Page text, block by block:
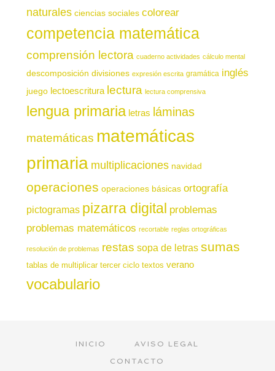
naturales ciencias sociales colorear
competencia matemática
comprensión lectora cuaderno actividades cálculo mental
descomposición divisiones expresión escrita gramática inglés
juego lectoescritura lectura lectura comprensiva
lengua primaria letras láminas
matemáticas matemáticas
primaria multiplicaciones navidad
operaciones operaciones básicas ortografía
pictogramas pizarra digital problemas
problemas matemáticos recortable reglas ortográficas
resolución de problemas restas sopa de letras sumas
tablas de multiplicar tercer ciclo textos verano
vocabulario
INICIO
AVISO LEGAL
CONTACTO